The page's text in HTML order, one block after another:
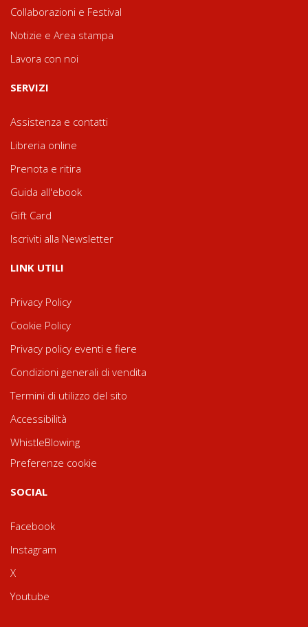
Collaborazioni e Festival
Notizie e Area stampa
Lavora con noi
SERVIZI
Assistenza e contatti
Libreria online
Prenota e ritira
Guida all'ebook
Gift Card
Iscriviti alla Newsletter
LINK UTILI
Privacy Policy
Cookie Policy
Privacy policy eventi e fiere
Condizioni generali di vendita
Termini di utilizzo del sito
Accessibilità
WhistleBlowing
Preferenze cookie
SOCIAL
Facebook
Instagram
X
Youtube